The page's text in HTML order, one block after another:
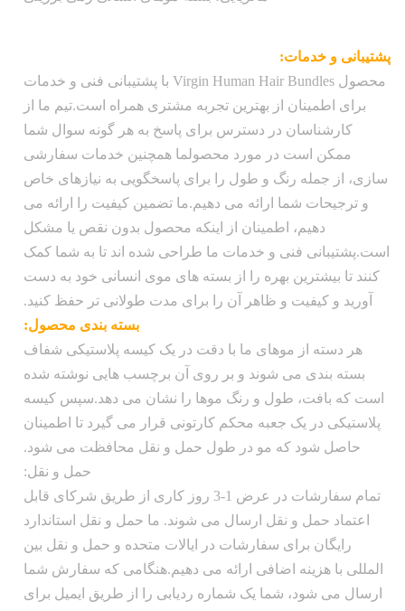
حمل و
حمل و نقل رایگان در داخل ایالات متحده،
سفارشات در عرض 1-2 روز کاری پردازش
شده و از طریق USPS Priority Mail ارسال
می شود، حمل و نقل بین المللی با هزینه
اضافی در دسترس است
پشتیبانی و خدمات:
محصول Virgin Human Hair Bundles با پشتیبانی فنی و خدمات
برای اطمینان از بهترین تجربه مشتری همراه است.تیم ما از
کارشناسان در دسترس برای پاسخ به هر گونه سوال شما
ممکن است در مورد محصولما همچنین خدمات سفارشی
سازی، از جمله رنگ و طول را برای پاسخگویی به نیازهای خاص
و ترجیحات شما ارائه می دهیم.ما تضمین کیفیت را ارائه می
دهیم، اطمینان از اینکه محصول بدون نقص یا مشکل
است.پشتیبانی فنی و خدمات ما طراحی شده اند تا به شما کمک
کنند تا بیشترین بهره را از بسته های موی انسانی خود به دست
آورید و کیفیت و ظاهر آن را برای مدت طولانی تر حفظ کنید.
بسته بندی محصول:
هر دسته از موهای ما با دقت در یک کیسه پلاستیکی شفاف
بسته بندی می شوند و بر روی آن برچسب هایی نوشته شده
است که بافت، طول و رنگ موها را نشان می دهد.سپس کیسه
پلاستیکی در یک جعبه محکم کارتونی قرار می گیرد تا اطمینان
حاصل شود که مو در طول حمل و نقل محافظت می شود.
حمل و نقل:
تمام سفارشات در عرض 1-3 روز کاری از طریق شرکای قابل
اعتماد حمل و نقل ارسال می شوند. ما حمل و نقل استاندارد
رایگان برای سفارشات در ایالات متحده و حمل و نقل بین
المللی با هزینه اضافی ارائه می دهیم.هنگامی که سفارش شما
ارسال می شود، شما یک شماره ردیابی را از طریق ایمیل برای